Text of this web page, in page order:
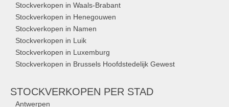
Stockverkopen in Waals-Brabant
Stockverkopen in Henegouwen
Stockverkopen in Namen
Stockverkopen in Luik
Stockverkopen in Luxemburg
Stockverkopen in Brussels Hoofdstedelijk Gewest
STOCKVERKOPEN PER STAD
Antwerpen